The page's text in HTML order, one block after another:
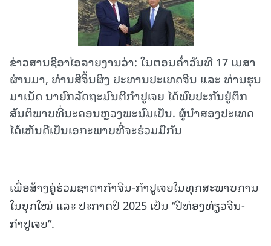
ຂ່າວສານຊີອາໄອລາຍງານວ່າ: ໃນຕອນຄ່ຳວັນທີ 17 ເມສາ
ຜ່ານມາ, ທ່ານສີຈິ້ນຜິງ ປະທານປະເທດຈີນ ແລະ ທ່ານຮຸນ
ມາເນັດ ນາຍົກລັດຖະມົນຕີກຳປູເຈຍ ໄດ້ພົບປະກັນຢູ່ຕຶກ
ສັນຕິພາບທີ່ນະຄອນຫຼວງພະນົມເປັນ. ຜູ້ນຳສອງປະເທດ
ໄດ້ເຫັນດີເປັນເອກະພາບທີ່ຈະຮ່ວມມືກັນ
ເພື່ອສ້າງຄູ່ຮ່ວມຊາຕາກຳຈີນ-ກຳປູເຈຍໃນທຸກສະພາບການ
ໃນຍຸກໃໝ່ ແລະ ປະກາດປີ 2025 ເປັນ “ປີທ່ອງທ່ຽວຈີນ-
ກຳປູເຈຍ”.